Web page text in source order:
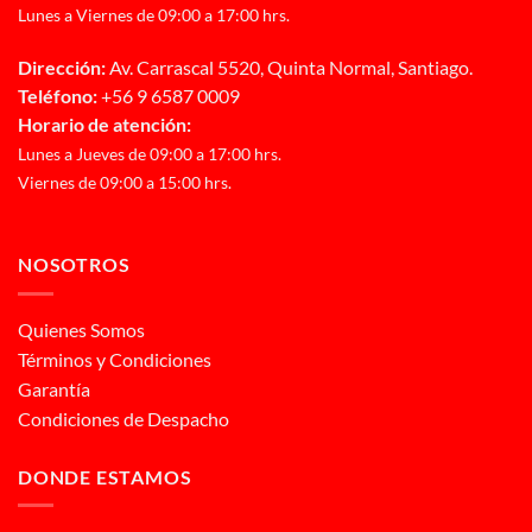
Lunes a Viernes de 09:00 a 17:00 hrs.
Dirección:Av. Carrascal 5520, Quinta Normal, Santiago.
Teléfono:+56 9 6587 0009
Horario de atención:
Lunes a Jueves de 09:00 a 17:00 hrs.
Viernes de 09:00 a 15:00 hrs.
NOSOTROS
Quienes Somos
Términos y Condiciones
Garantía
Condiciones de Despacho
DONDE ESTAMOS